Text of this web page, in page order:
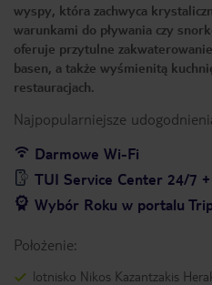
wyspy, która zachwyca
warunkami do pływania czy
oferuje przytulne
basen, a także wyśmienitą
restauracjach.
Najpopularniejsze
Darmowe Wi-Fi
TUI Service Center 24/7
Wybór Roku w portalu
Położenie:
lotnisko Nikos Kazantzakis